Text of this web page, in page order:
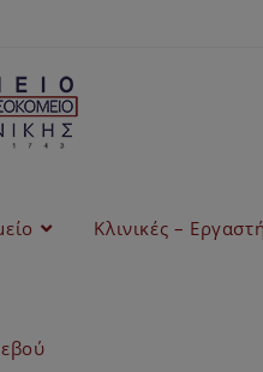
Κλινικές –